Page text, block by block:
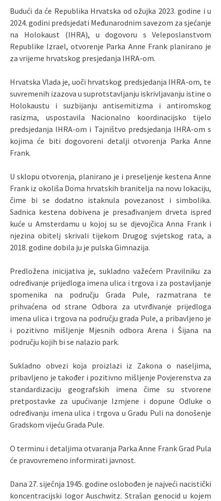
Budući da će Republika Hrvatska od ožujka 2023. godine i u
2024. godini predsjedati Međunarodnim savezom za sjećanje
na Holokaust (IHRA), u dogovoru s Veleposlanstvom
Republike Izrael, otvorenje Parka Anne Frank planirano je
za vrijeme hrvatskog presjedanja IHRA-om.
Hrvatska Vlada je, uoči hrvatskog predsjedanja IHRA-om, te
suvremenih izazova u suprotstavljanju iskrivljavanju istine o
Holokaustu i suzbijanju antisemitizma i antiromskog
rasizma, uspostavila Nacionalno koordinacijsko tijelo
predsjedanja IHRA-om i Tajništvo predsjedanja IHRA-om s
kojima će biti dogovoreni detalji otvorenja Parka Anne
Frank.
U sklopu otvorenja, planirano je i preseljenje kestena Anne
Frank iz okoliša Doma hrvatskih branitelja na novu lokaciju,
čime bi se dodatno istaknula povezanost i simbolika.
Sadnica kestena dobivena je presađivanjem drveta ispred
kuće u Amsterdamu u kojoj su se djevojčica Anna Frank i
njezina obitelj skrivali tijekom Drugog svjetskog rata, a
2018. godine dobila ju je pulska Gimnazija.
Predložena inicijativa je, sukladno važećem Pravilniku za
određivanje prijedloga imena ulica i trgova i za postavljanje
spomenika na području Grada Pule, razmatrana te
prihvaćena od strane Odbora za utvrđivanje prijedloga
imena ulica i trgova na području grada Pule, a pribavljeno je
i pozitivno mišljenje Mjesnih odbora Arena i Šijana na
području kojih bi se nalazio park.
Sukladno obvezi koja proizlazi iz Zakona o naseljima,
pribavljeno je također i pozitivno mišljenje Povjerenstva za
standardizaciju geografskih imena čime su stvorene
pretpostavke za upućivanje Izmjene i dopune Odluke o
određivanju imena ulica i trgova u Gradu Puli na donošenje
Gradskom vijeću Grada Pule.
O terminu i detaljima otvaranja Parka Anne Frank Grad Pula
će pravovremeno informirati javnost.
Dana 27. siječnja 1945. godine oslobođen je najveći nacistički
koncentracijski logor Auschwitz. Strašan genocid u kojem